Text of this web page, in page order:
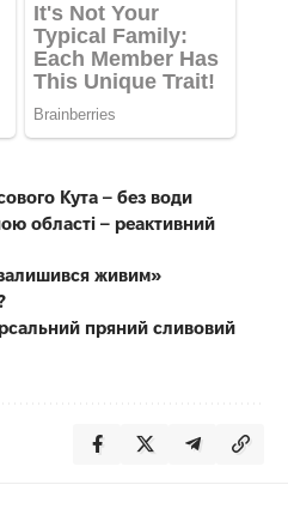
Кута – без води
області – реактивний
живим»
пряний сливовий